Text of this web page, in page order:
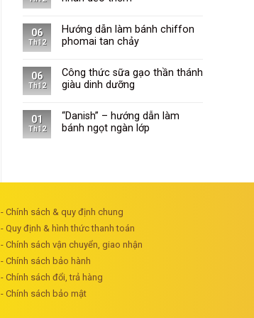
06
Th12
Hướng dẫn làm bánh chiffon
phomai tan chảy
06
Th12
Công thức sữa gạo thần thánh
giàu dinh dưỡng
01
Th12
“Danish” – hướng dẫn làm
bánh ngọt ngàn lớp
- Chính sách & quy định chung
- Quy định & hình thức thanh toán
- Chính sách vận chuyển, giao nhận
- Chính sách bảo hành
- Chính sách đổi, trả hàng
- Chính sách bảo mật